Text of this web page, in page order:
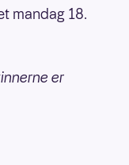
mandag 18.
er